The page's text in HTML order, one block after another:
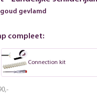
gevlamd
compleet:
Connection kit